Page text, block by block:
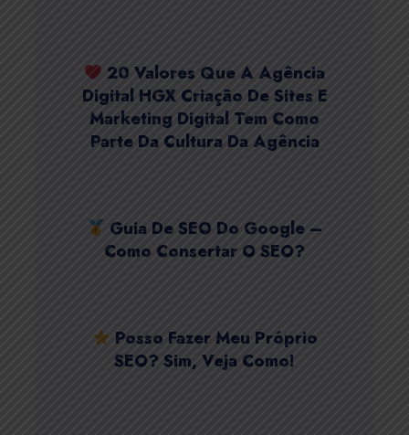
20 Valores Que A Agência
Digital HGX Criação De Sites E
Marketing Digital Tem Como
Parte Da Cultura Da Agência
Guia De SEO Do Google –
Como Consertar O SEO?
Posso Fazer Meu Próprio
SEO? Sim, Veja Como!